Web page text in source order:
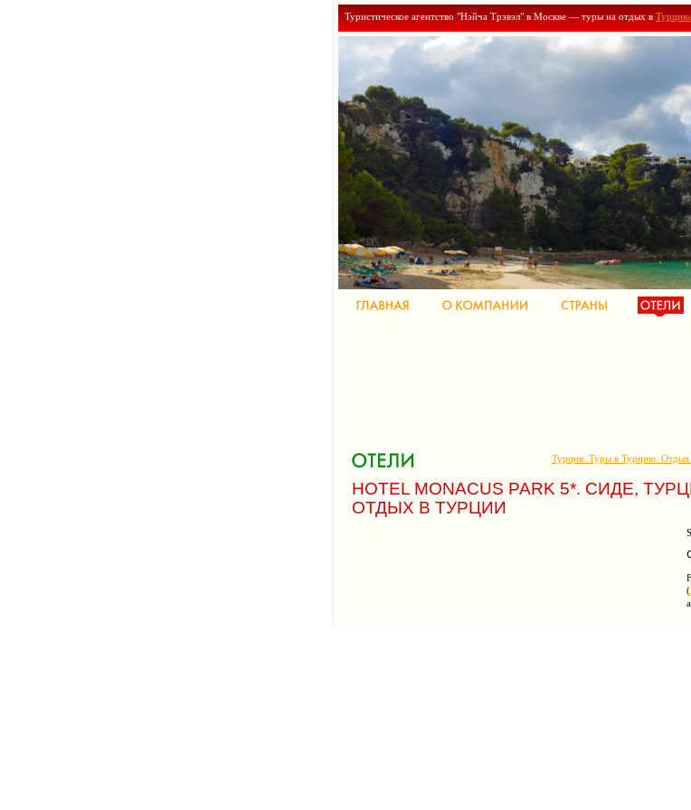
Туристическое агентство "Нэйча Трэвэл" в Москве — туры на отдых в Турцию
Турция. Туры в Турцию.
HOTEL MONACUS PARK 5*. СИДЕ,
ОТДЫХ В ТУРЦИИ
(